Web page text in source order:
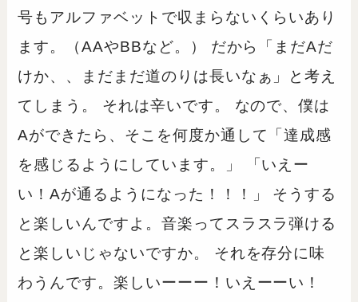
号もアルファベットで収まらないくらいあり
ます。（AAやBBなど。） だから「まだAだ
けか、、まだまだ道のりは長いなぁ」と考え
てしまう。 それは辛いです。 なので、僕は
Aができたら、そこを何度か通して「達成感
を感じるようにしています。」 「いえー
い！Aが通るようになった！！！」 そうする
と楽しいんですよ。音楽ってスラスラ弾ける
と楽しいじゃないですか。 それを存分に味
わうんです。楽しいーーー！いえーーい！